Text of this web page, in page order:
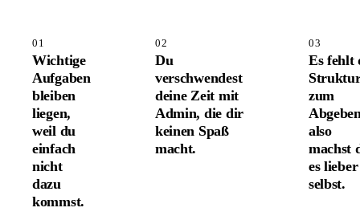
01
Wichtige
Aufgaben
bleiben
liegen,
weil du
einfach
nicht
dazu
kommst.
02
Du
verschwendest
deine Zeit mit
Admin, die dir
keinen Spaß
macht.
03
Es fehlt
zum
also
machst
es lieber
selbst.